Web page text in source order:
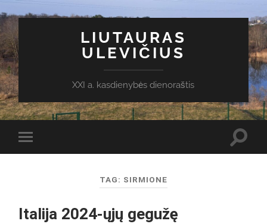
LIUTAURAS
ULEVIČIUS
XXI a. kasdienybės dienoraštis
Toggle
mobile
TAG: SIRMIONE
Italija 2024-ųjų gegužę